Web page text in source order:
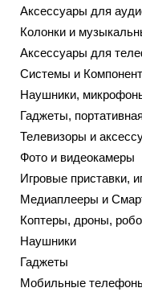
Аксессуары для
Колонки и
Аксессуары для
Системы и
Наушники,
Гаджеты,
Телевизоры и
Фото и видеокамеры
Игровые приставки,
Медиаплееры и
Коптеры, дроны,
Наушники
Гаджеты
Мобильные